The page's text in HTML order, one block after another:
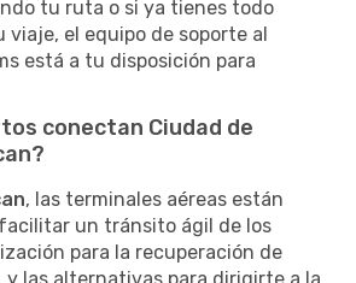
tu ruta o si ya tienes todo
viaje, el equipo de soporte al
está a tu disposición para
conectan Ciudad de
, las terminales aéreas están
un tránsito ágil de los
para la recuperación de